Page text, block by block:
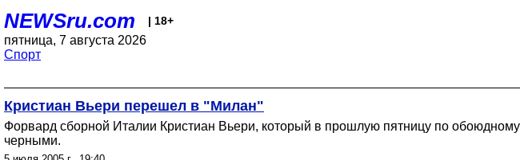
NEWSru.com | 18+
пятница, 7 августа 2026
Спорт
Кристиан Вьери перешел в "Милан"
Форвард сборной Италии Кристиан Вьери, который в прошлую пятницу по
черными.